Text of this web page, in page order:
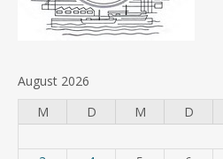
August 2026
M
D M D